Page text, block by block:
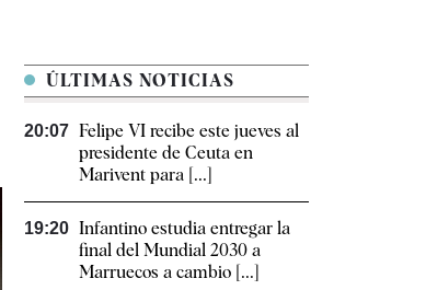
ÚLTIMAS NOTICIAS
20:07 Felipe VI recibe este jueves al
presidente de Ceuta en
Marivent para [...]
19:20 Infantino estudia entregar la
final del Mundial 2030 a
Marruecos a cambio [...]